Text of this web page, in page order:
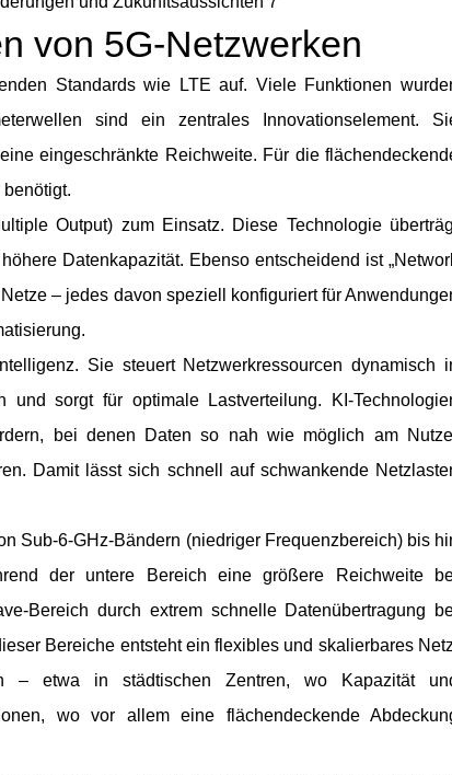
von 5G-Netzwerken
Standards wie LTE auf. Viele Funktionen
sind ein zentrales Innovationselement.
eingeschränkte Reichweite. Für die
Output) zum Einsatz. Diese Technologie
Datenkapazität. Ebenso entscheidend ist
– jedes davon speziell konfiguriert für
Sie steuert Netzwerkressourcen dynamisch
und sorgt für optimale Lastverteilung. KI-
bei denen Daten so nah wie möglich am
Damit lässt sich schnell auf schwankende
Sub-6-GHz-Bändern (niedriger Frequenzbereich) bis
der untere Bereich eine größere Reichweite
Bereich durch extrem schnelle Datenübertragung
Bereiche entsteht ein flexibles und skalierbares
– etwa in städtischen Zentren, wo Kapazität
wo vor allem eine flächendeckende